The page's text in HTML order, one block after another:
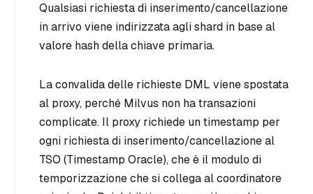
Qualsiasi richiesta di inserimento/cancellazione
in arrivo viene indirizzata agli shard in base al
valore hash della chiave primaria.
La convalida delle richieste DML viene spostata
al proxy, perché Milvus non ha transazioni
complicate. Il proxy richiede un timestamp per
ogni richiesta di inserimento/cancellazione al
TSO (Timestamp Oracle), che è il modulo di
temporizzazione che si collega al coordinatore